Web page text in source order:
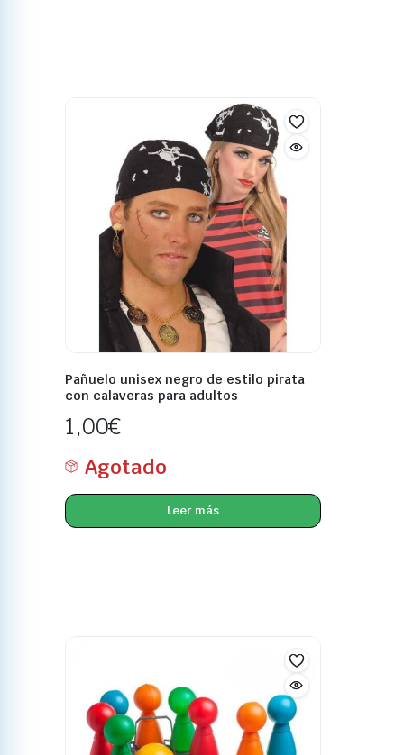
Pañuelo unisex negro de estilo pirata
con calaveras para adultos
1,00€
Agotado
Leer más